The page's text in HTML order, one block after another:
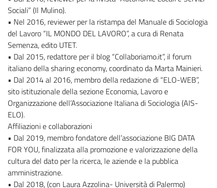
Sociali” (Il Mulino).
• Nel 2016, reviewer per la ristampa del Manuale di Sociologia
del Lavoro “IL MONDO DEL LAVORO”, a cura di Renata
Semenza, edito UTET.
• Dal 2015, redattore per il blog “Collaboriamo.it”, il forum
italiano della sharing economy, coordinato da Marta Mainieri.
• Dal 2014 al 2016, membro della redazione di “ELO-WEB”,
sito istituzionale della sezione Economia, Lavoro e
Organizzazione dell’Associazione Italiana di Sociologia (AIS-
ELO).
Affiliazioni e collaborazioni
• Dal 2019, membro fondatore dell’associazione BIG DATA
FOR YOU, finalizzata alla promozione e valorizzazione della
cultura del dato per la ricerca, le aziende e la pubblica
amministrazione.
• Dal 2018, (con Laura Azzolina- Università di Palermo)